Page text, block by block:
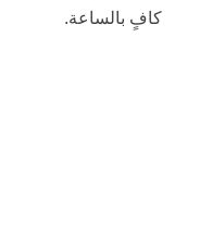
كافٍ بالساعة.